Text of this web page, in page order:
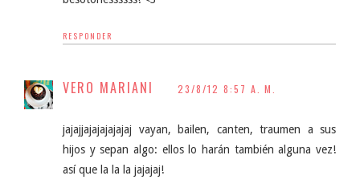
RESPONDER
VERO MARIANI 23/8/12 8:57 A. M.
jajajjajajajajajaj vayan, bailen, canten, traumen a sus
hijos y sepan algo: ellos lo harán también alguna vez!
así que la la la jajajaj!